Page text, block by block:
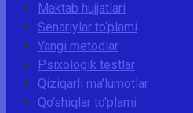
Maktab hujjatlari
Senariylar to‘plami
Yangi metodlar
Psixologik testlar
Qiziqarli ma’lumotlar
Qo‘shiqlar to‘plami